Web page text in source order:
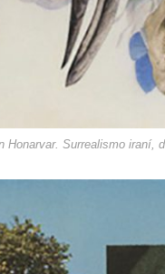
Honarvar. Surrealismo iraní,